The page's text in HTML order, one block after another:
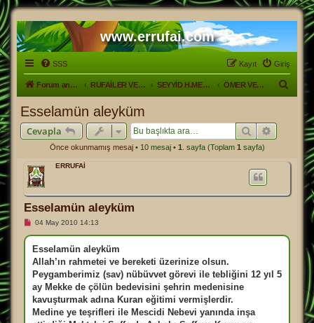
www.errufai.com
SSS Giriş
Kayıt
Forum ana sayfa RUFAİLER VE HAYATLARI SEYYİD H.MEVLÜT BABA HZ'nin YETİŞTİRDİĞİ ŞAHSİYETLER ÖMER VE VAHAP EFNDİ
Esselamün aleyküm
Cevapla Ara
Önce okunmamış mesaj• 10 mesaj • 1 . sayfa (Toplam 1 sayfa)
ERRUFAİ
Esselamün aleyküm
O
u
n
a
m
ş
m
s
04 May 2010 14:13
Esselamün aleyküm
Allah’ın rahmetei ve bereketi üzerinize olsun.
Peygamberimiz (sav) nübüvvet görevi ile tebliğini 12 yıl 5
ay Mekke de çölün bedevisini şehrin medenisine
kavuşturmak adına Kuran eğitimi vermişlerdir.
Medine ye teşrifleri ile Mescidi Nebevi yanında inşa